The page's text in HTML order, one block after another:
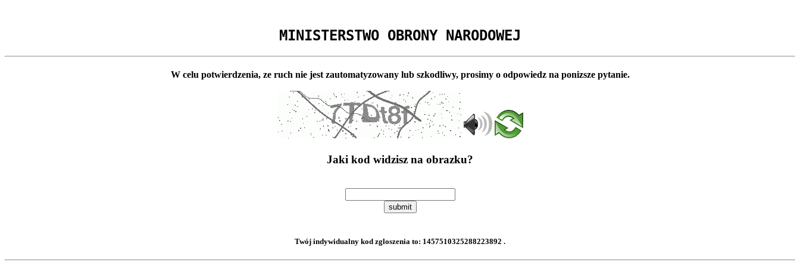
MINISTERSTWO OBRONY NARODOWEJ
W celu potwierdzenia, ze ruch nie jest zautomatyzowany lub szkodliwy, prosimy o odpowiedz na ponizsze pytanie.
Jaki kod widzisz na obrazku?
submit
Twój indywidualny kod zgloszenia to: 1457510325288223892 .